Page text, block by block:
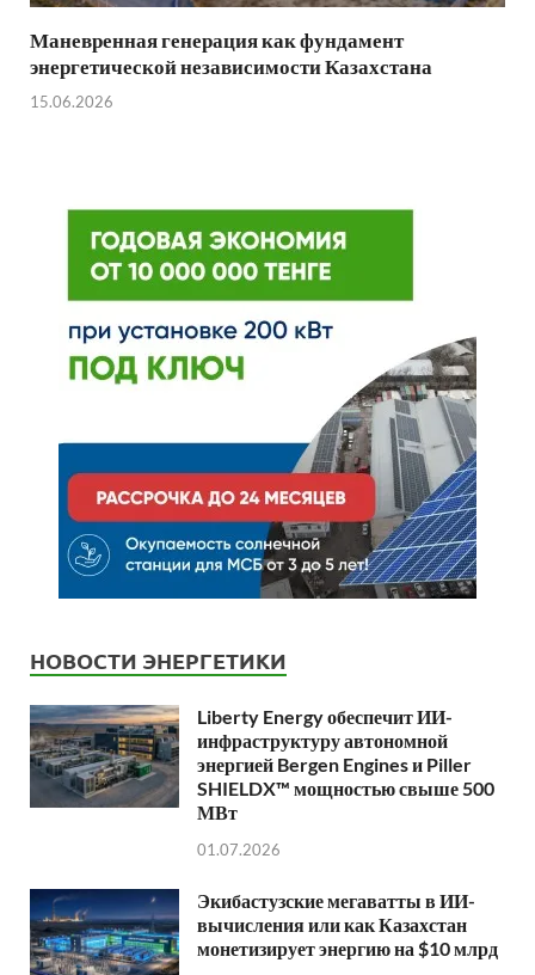
Маневренная генерация как фундамент
энергетической независимости Казахстана
15.06.2026
НОВОСТИ ЭНЕРГЕТИКИ
Liberty Energy обеспечит ИИ-
инфраструктуру автономной
энергией Bergen Engines и Piller
SHIELDX™ мощностью свыше 500
МВт
01.07.2026
Экибастузские мегаватты в ИИ-
вычисления или как Казахстан
монетизирует энергию на $10 млрд